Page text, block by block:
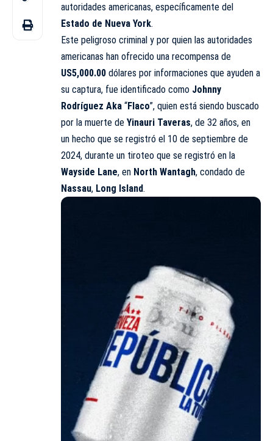
autoridades americanas, específicamente del
Estado de Nueva York.
Este peligroso criminal y por quien las autoridades
americanas han ofrecido una recompensa de
US5,000.00 dólares por informaciones que ayuden a
su captura, fue identificado como Johnny
Rodríguez Aka “Flaco”, quien está siendo buscado
por la muerte de Yinauri Taveras, de 32 años, en
un hecho que se registró el 10 de septiembre de
2024, durante un tiroteo que se registró en la
Wayside Lane, en North Wantagh, condado de
Nassau, Long Island.